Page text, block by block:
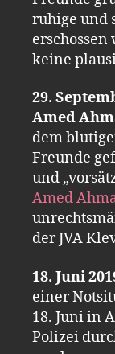
ruhige und
keine
29.
Amed
dem
Freunde
und
Amed
der JVA
18. Juni
einer
18. Juni in
Polizei